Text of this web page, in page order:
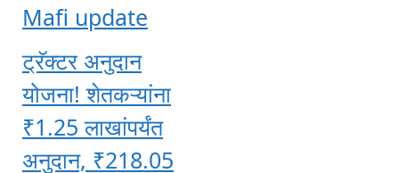
Mafi update
ट्रॅक्टर अनुदान
योजना! शेतकऱ्यांना
₹1.25 लाखांपर्यंत
अनुदान, ₹218.05